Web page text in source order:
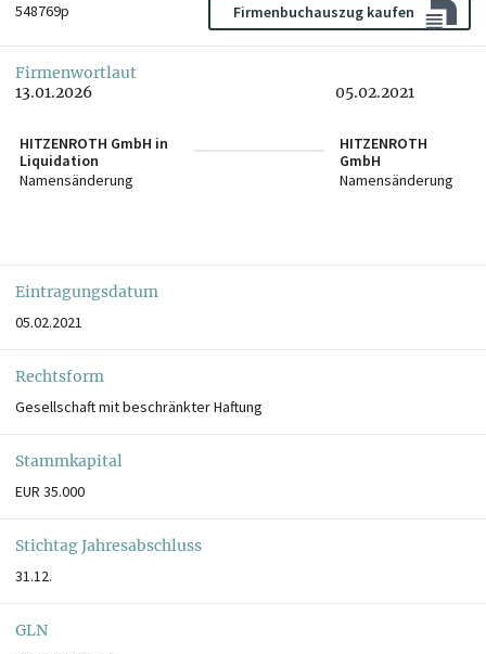
548769p
Firmenbuchauszug kaufen
Firmenwortlaut
13.01.2026
HITZENROTH GmbH in
Liquidation
Namensänderung
05.02.2021
HITZENROTH
GmbH
Namensänderung
Eintragungsdatum
05.02.2021
Rechtsform
Gesellschaft mit beschränkter Haftung
Stammkapital
EUR 35.000
Stichtag Jahresabschluss
31.12.
GLN